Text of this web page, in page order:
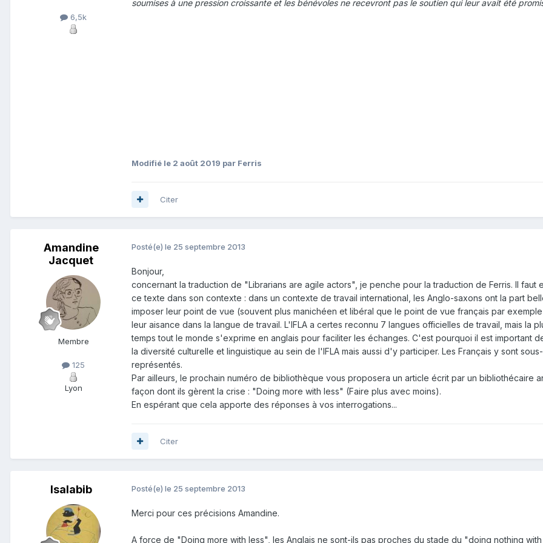
6,5k
soumises à une pression croissante et les bénévoles ne recevront pas le soutien qui leur avait été
Modifié le 2 août 2019 par Ferris
Citer
Amandine
Jacquet
Membre
125
Lyon
Posté(e) le 25 septembre 2013
Bonjour,
concernant la traduction de "Librarians are agile actors", je penche pour la traduction de Ferris. Il faut
ce texte dans son contexte : dans un contexte de travail international, les Anglo-saxons ont la part
imposer leur point de vue (souvent plus manichéen et libéral que le point de vue français par
leur aisance dans la langue de travail. L'IFLA a certes reconnu 7 langues officielles de travail, mais la
temps tout le monde s'exprime en anglais pour faciliter les échanges. C'est pourquoi il est important
la diversité culturelle et linguistique au sein de l'IFLA mais aussi d'y participer. Les Français y sont sous-
représentés.
Par ailleurs, le prochain numéro de bibliothèque vous proposera un article écrit par un bibliothécaire
façon dont ils gèrent la crise : "Doing more with less" (Faire plus avec moins).
En espérant que cela apporte des réponses à vos interrogations...
Citer
Isalabib Posté(e) le 25 septembre 2013
Merci pour ces précisions Amandine.
A force de "Doing more with less", les Anglais ne sont-ils pas proches du stade du "doing nothing with